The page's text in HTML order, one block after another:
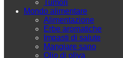
Tumori
Mondo alimentare
Alimentazione
Erbe aromatiche
Impasti di salute
Mangiare sano
Olio di oliva